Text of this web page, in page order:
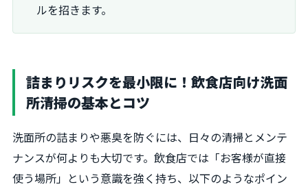
ルを招きます。
詰まりリスクを最小限に！飲食店向け洗面
所清掃の基本とコツ
洗面所の詰まりや悪臭を防ぐには、日々の清掃とメンテ
ナンスが何よりも大切です。飲食店では「お客様が直接
使う場所」という意識を強く持ち、以下のようなポイン